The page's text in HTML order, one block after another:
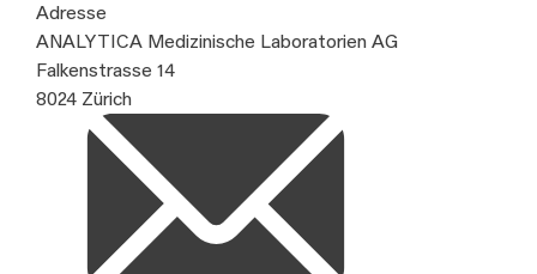
Adresse
ANALYTICA Medizinische Laboratorien AG
Falkenstrasse 14
8024 Zürich